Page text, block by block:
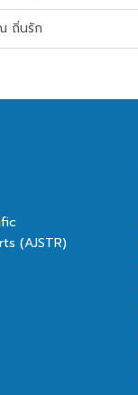
ถิ่นรัก
(AJSTR)